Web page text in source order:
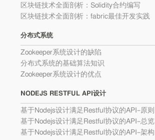
区块链技术全面剖析：Solidity合约编写
区块链技术全面剖析：fabric最佳开发实践
分布式系统
Zookeeper系统设计的缺陷
分布式系统的基础算法知识
Zookeeper系统设计的优点
NODEJS RESTFUL API设计
基于Nodejs设计满足Restful协议的API–原则
基于Nodejs设计满足Restful协议的API–总览
基于Nodejs设计满足Restful协议的API–架构